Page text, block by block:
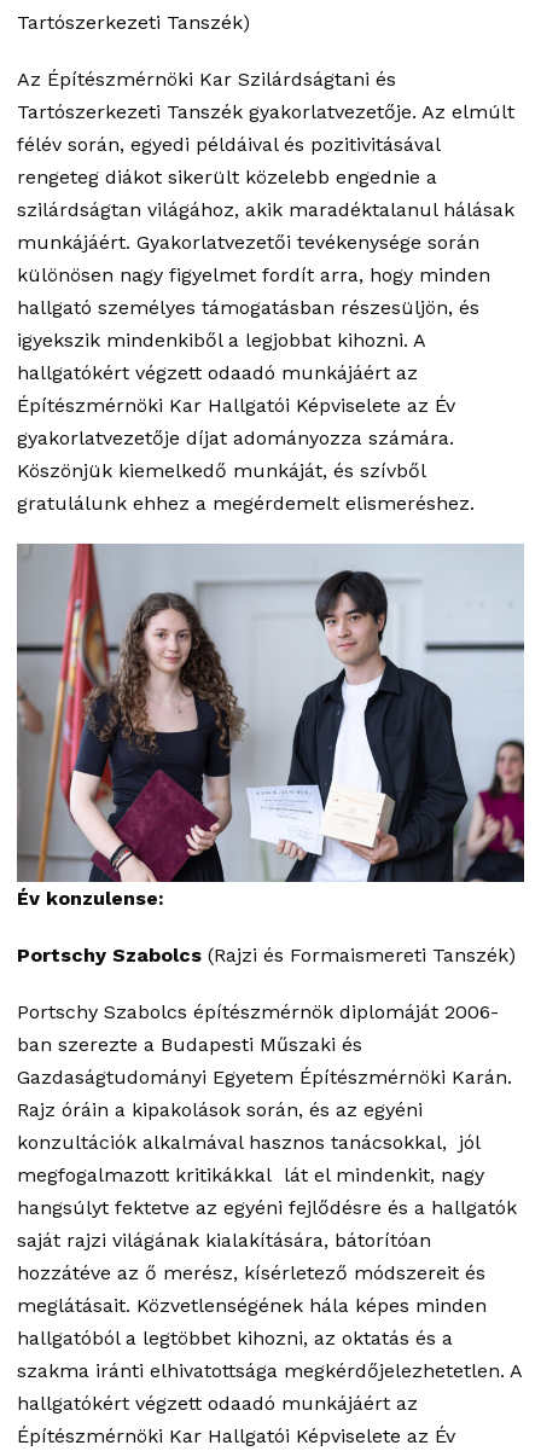
Tartószerkezeti Tanszék)
Az Építészmérnöki Kar Szilárdságtani és
Tartószerkezeti Tanszék gyakorlatvezetője. Az elmúlt
félév során, egyedi példáival és pozitivitásával
rengeteg diákot sikerült közelebb engednie a
szilárdságtan világához, akik maradéktalanul hálásak
munkájáért. Gyakorlatvezetői tevékenysége során
különösen nagy figyelmet fordít arra, hogy minden
hallgató személyes támogatásban részesüljön, és
igyekszik mindenkiből a legjobbat kihozni. A
hallgatókért végzett odaadó munkájáért az
Építészmérnöki Kar Hallgatói Képviselete az Év
gyakorlatvezetője díjat adományozza számára.
Köszönjük kiemelkedő munkáját, és szívből
gratulálunk ehhez a megérdemelt elismeréshez.
Év konzulense:
Portschy Szabolcs (Rajzi és Formaismereti Tanszék)
Portschy Szabolcs építészmérnök diplomáját 2006-
ban szerezte a Budapesti Műszaki és
Gazdaságtudományi Egyetem Építészmérnöki Karán.
Rajz óráin a kipakolások során, és az egyéni
konzultációk alkalmával hasznos tanácsokkal, jól
megfogalmazott kritikákkal lát el mindenkit, nagy
hangsúlyt fektetve az egyéni fejlődésre és a hallgatók
saját rajzi világának kialakítására, bátorítóan
hozzátéve az ő merész, kísérletező módszereit és
meglátásait. Közvetlenségének hála képes minden
hallgatóból a legtöbbet kihozni, az oktatás és a
szakma iránti elhivatottsága megkérdőjelezhetetlen. A
hallgatókért végzett odaadó munkájáért az
Építészmérnöki Kar Hallgatói Képviselete az Év